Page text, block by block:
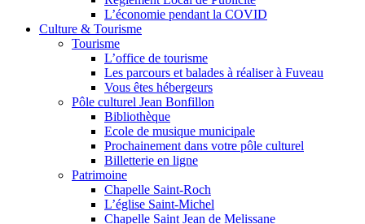
L’économie pendant la COVID
Culture & Tourisme
Tourisme
L’office de tourisme
Les parcours et balades à réaliser à Fuveau
Vous êtes hébergeurs
Pôle culturel Jean Bonfillon
Bibliothèque
Ecole de musique municipale
Prochainement dans votre pôle culturel
Billetterie en ligne
Patrimoine
Chapelle Saint-Roch
L’église Saint-Michel
Chapelle Saint Jean de Melissane